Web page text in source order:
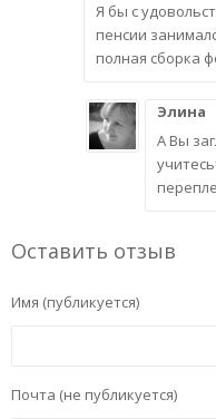
Я бы с
пенсии
полная сборка
Элина
А Вы
Оставить отзыв
Имя (публикуется)
Почта (не публикуется)